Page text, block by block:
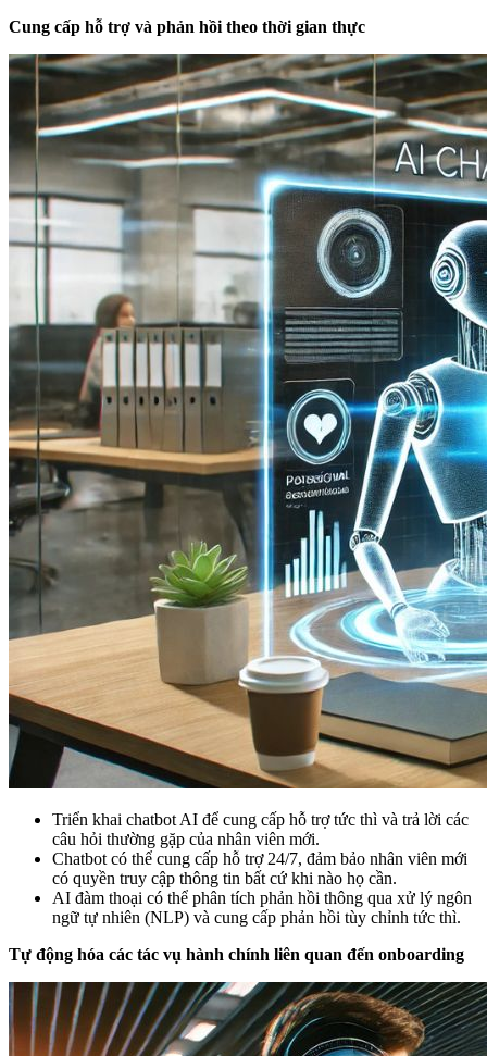
Cung cấp hỗ trợ và phản hồi theo thời gian thực
Triển khai chatbot AI để cung cấp hỗ trợ tức thì và trả lời các
câu hỏi thường gặp của nhân viên mới.
Chatbot có thể cung cấp hỗ trợ 24/7, đảm bảo nhân viên mới
có quyền truy cập thông tin bất cứ khi nào họ cần.
AI đàm thoại có thể phân tích phản hồi thông qua xử lý ngôn
ngữ tự nhiên (NLP) và cung cấp phản hồi tùy chỉnh tức thì.
Tự động hóa các tác vụ hành chính liên quan đến onboarding